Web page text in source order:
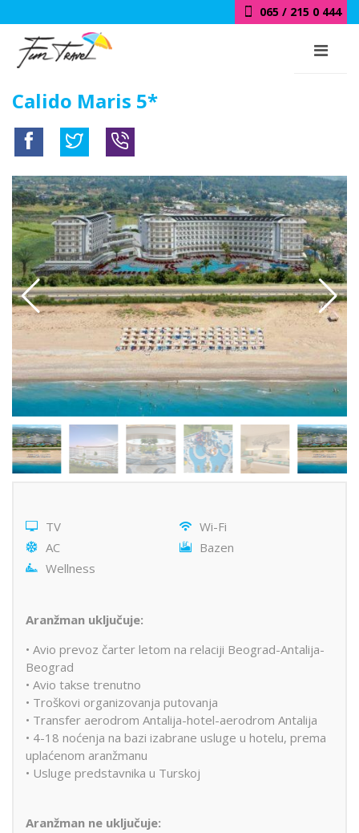
065 / 215 0 444
Calido Maris 5*
TV
Wi-Fi
AC
Bazen
Wellness
Aranžman uključuje:
• Avio prevoz čarter letom na relaciji Beograd-Antalija-
Beograd
• Avio takse trenutno
• Troškovi organizovanja putovanja
• Transfer aerodrom Antalija-hotel-aerodrom Antalija
• 4-18 noćenja na bazi izabrane usluge u hotelu, prema
uplaćenom aranžmanu
• Usluge predstavnika u Turskoj
Aranžman ne uključuje: